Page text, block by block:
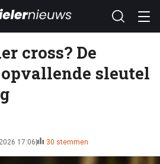
cross? De
sleutel
17:06 30 stemmen